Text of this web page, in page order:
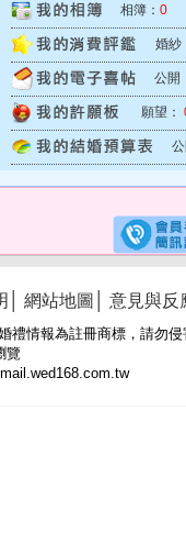
相簿： 0
婚紗
公開
願望：
公
網站地圖 意見與反
禮情報為註冊商標，請勿侵
覽